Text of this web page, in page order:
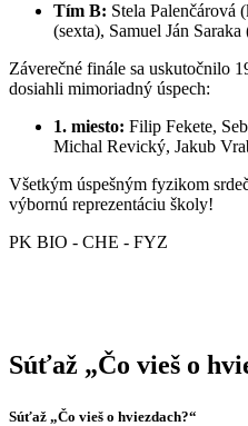
Tím B: Stela Palenčárová
(sexta), Samuel Ján
Záverečné finále sa uskutočnilo
dosiahli mimoriadný úspech:
1. miesto: Filip Fekete,
Michal Revický, Jakub
Všetkým úspešným fyzikom
výbornú reprezentáciu školy!
PK BIO - CHE - FYZ
Súťaž „Čo vieš o
Súťaž „Čo vieš o hviezdach?“